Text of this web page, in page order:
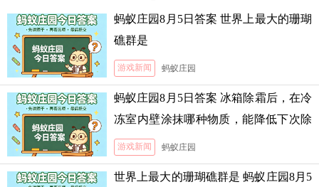
蚂蚁庄园8月5日答案 世界上最大的珊瑚
礁群是
游戏新闻 蚂蚁庄园
蚂蚁庄园8月5日答案 冰箱除霜后，在冷
冻室内壁涂抹哪种物质，能降低下次除
霜的难度
游戏新闻 蚂蚁庄园
世界上最大的珊瑚礁群是 蚂蚁庄园8月5